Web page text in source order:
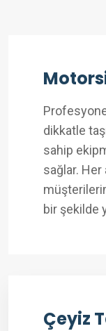
dikkatle
sahip
sağlar. Her
bir şekilde
Çeyiz